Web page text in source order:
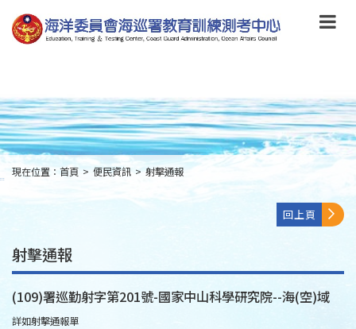
到
主
要
to
main
content
:::
現在位置： 首頁 > 便民資訊 > 射擊通報
回上頁
射擊通報
(109)署巡勤射字第201號-國家中山科學研究院--海(空)域
詳如射擊通報單